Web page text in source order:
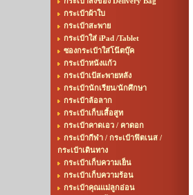
กระเป๋าผ้าใบ
กระเป๋าสะพาย
กระเป๋าใส่ iPad /Tablet
ซองกระเป๋าใส่โน๊ตบุ๊ค
กระเป๋าหนังแก้ว
กระเป๋าเป้สะพายหลัง
กระเป๋านักเรียน/นักศึกษา
กระเป๋าล้อลาก
กระเป๋าเก็บเสื้อสูท
กระเป๋าคาดเอว / คาดอก
กระเป๋ากีฬา / กระเป๋าฟิตเนส /
กระเป๋าเดินทาง
กระเป๋าเก็บความเย็น
กระเป๋าเก็บความร้อน
กระเป๋าคุณแม่ลูกอ่อน